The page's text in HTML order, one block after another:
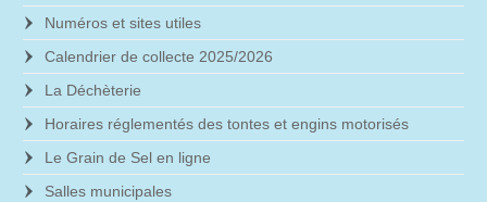
Numéros et sites utiles
Calendrier de collecte 2025/2026
La Déchèterie
Horaires réglementés des tontes et engins motorisés
Le Grain de Sel en ligne
Salles municipales